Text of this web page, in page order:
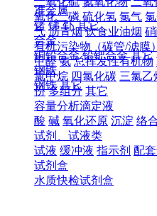
氧化二磷 硫化氢 氯气
气 沥青烟 饮食业油烟
有机污染物（碳管/滤膜
甲醛 氨 总挥发性有机物
氯甲烷 四氯化碳 三氯乙
份 多组分 其它
容量分析滴定液
酸 碱 氧化还原 沉淀 络
试剂、试液类
试液 缓冲液 指示剂 配
试剂盒
水质快检试剂盒
准金属
锗 锑 钋 其它
合金
铜铅合金 铅钯合金 其它
钢铁
钢铁 其它